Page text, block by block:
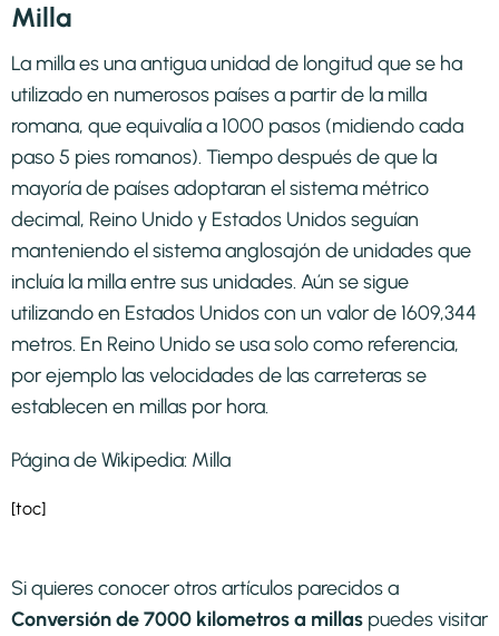
Milla
La milla es una antigua unidad de longitud que se ha
utilizado en numerosos países a partir de la milla
romana, que equivalía a 1000 pasos (midiendo cada
paso 5 pies romanos). Tiempo después de que la
mayoría de países adoptaran el sistema métrico
decimal, Reino Unido y Estados Unidos seguían
manteniendo el sistema anglosajón de unidades que
incluía la milla entre sus unidades. Aún se sigue
utilizando en Estados Unidos con un valor de 1609,344
metros. En Reino Unido se usa solo como referencia,
por ejemplo las velocidades de las carreteras se
establecen en millas por hora.
Página de Wikipedia: Milla
[toc]
Si quieres conocer otros artículos parecidos a
Conversión de 7000 kilometros a millas puedes visitar